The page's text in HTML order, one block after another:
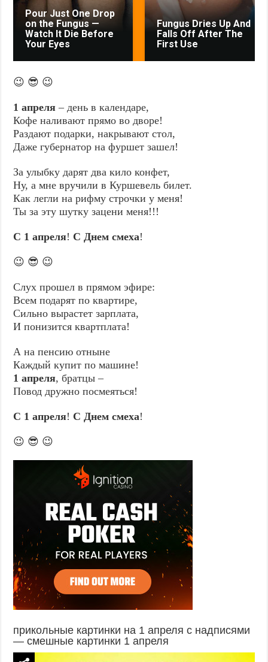
Pour Just One Drop
on the Fungus —
Watch It Die Before
Your Eyes
Fungus Dries Up And
Falls Off After The
First Use
😉 😎 😉
1 апреля – день в календаре,
Кофе наливают прямо во дворе!
Раздают подарки, накрывают стол,
Даже губернатор на фуршет зашел!
За улыбку дарят два кило конфет,
Ну, а мне вручили в Куршевель билет.
Как легли на рифму строчки у меня!
Ты за эту шутку зацени меня!!!
С 1 апреля! С Днем смеха!
😉 😎 😉
Слух прошел в прямом эфире:
Всем подарят по квартире,
Сильно вырастет зарплата,
И понизится квартплата!
А на пенсию отныне
Каждый купит по машине!
1 апреля, братцы –
Повод дружно посмеяться!
С 1 апреля! С Днем смеха!
😉 😎 😉
прикольные картинки на 1 апреля с надписями
— смешные картинки 1 апреля